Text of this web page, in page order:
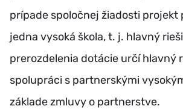
prípade spoločnej žiadosti projekt
jedna vysoká škola, t. j. hlavný
prerozdelenia dotácie určí hlavný
spolupráci s partnerskými
základe zmluvy o partnerstve.